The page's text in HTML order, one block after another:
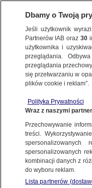
SĄD
KRAKÓW
Dbamy o Twoją
Jeśli użytkownik
Partnerów IAB oraz30
użytkownika i
przeglądania.
przeglądania
się przetwarzaniu w
plików cookie i reklam”.
Polityka Prywatności
Wraz z naszymi
Przechowywanie
treści.
spersonalizowanych
kombinacji danych z
do wyboru reklam.
Lista partnerów